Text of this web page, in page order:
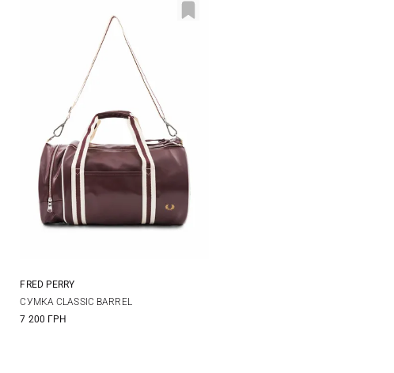
One Size
FRED PERRY
СУМКА CLASSIC BARREL
7 200 ГРН